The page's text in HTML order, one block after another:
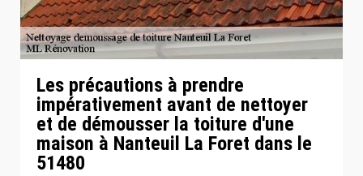
Les précautions à prendre
impérativement avant de nettoyer
et de démousser la toiture d'une
maison à Nanteuil La Foret dans le
51480